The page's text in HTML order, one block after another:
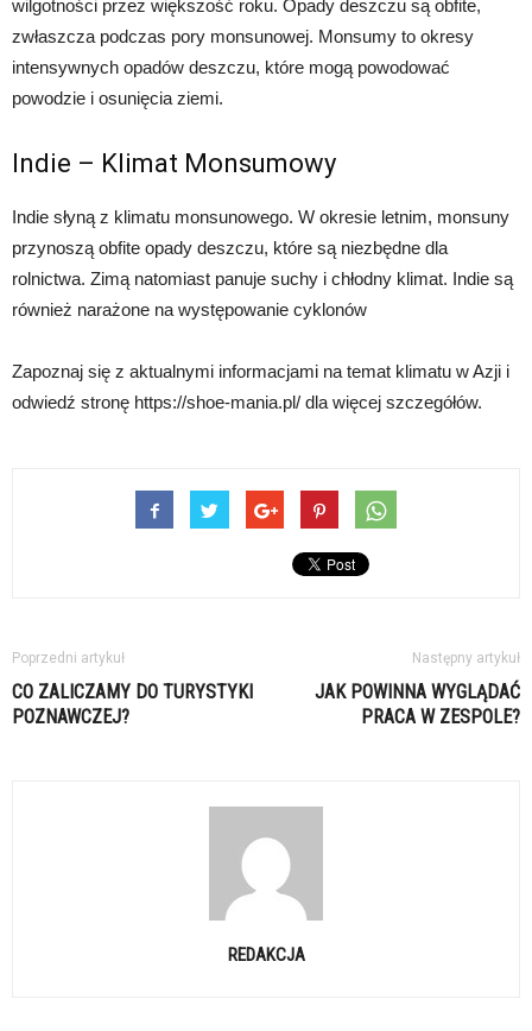
wilgotności przez większość roku. Opady deszczu są obfite,
zwłaszcza podczas pory monsunowej. Monsumy to okresy
intensywnych opadów deszczu, które mogą powodować
powodzie i osunięcia ziemi.
Indie – Klimat Monsumowy
Indie słyną z klimatu monsunowego. W okresie letnim, monsuny
przynoszą obfite opady deszczu, które są niezbędne dla
rolnictwa. Zimą natomiast panuje suchy i chłodny klimat. Indie są
również narażone na występowanie cyklonów
Zapoznaj się z aktualnymi informacjami na temat klimatu w Azji i
odwiedź stronę https://shoe-mania.pl/ dla więcej szczegółów.
Poprzedni artykuł
CO ZALICZAMY DO TURYSTYKI
POZNAWCZEJ?
Następny artykuł
JAK POWINNA WYGLĄDAĆ
PRACA W ZESPOLE?
REDAKCJA